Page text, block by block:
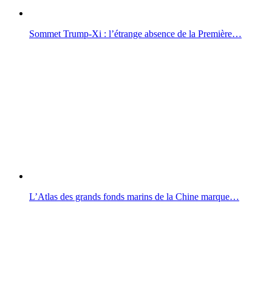
Sommet Trump-Xi : l’étrange absence de la Première…
L’Atlas des grands fonds marins de la Chine marque…